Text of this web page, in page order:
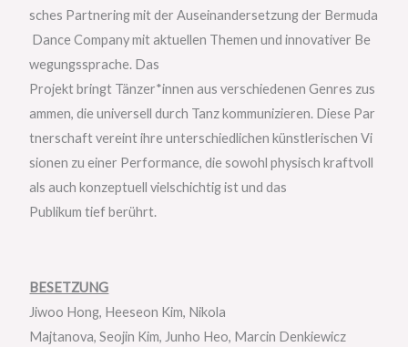
sches Partnering mit der Auseinandersetzung der Bermuda
Dance Company mit aktuellen Themen und innovativer Be
wegungssprache. Das
Projekt bringt Tänzer*innen aus verschiedenen Genres zus
ammen, die universell durch Tanz kommunizieren. Diese Par
tnerschaft vereint ihre unterschiedlichen künstlerischen Vi
sionen zu einer Performance, die sowohl physisch kraftvoll
als auch konzeptuell vielschichtig ist und das
Publikum tief berührt.
BESETZUNG
Jiwoo Hong, Heeseon Kim, Nikola
Majtanova, Seojin Kim, Junho Heo, Marcin Denkiewicz